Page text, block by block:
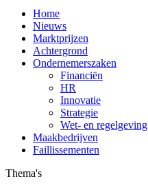
Home
Nieuws
Marktprijzen
Achtergrond
Ondernemerszaken
Financiën
HR
Innovatie
Strategie
Wet- en regelgeving
Maakbedrijven
Faillissementen
Thema's